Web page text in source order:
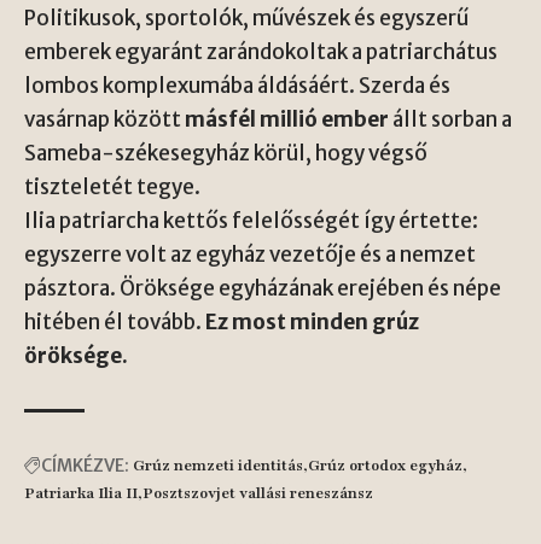
Politikusok, sportolók, művészek és egyszerű
emberek egyaránt zarándokoltak a patriarchátus
lombos komplexumába áldásáért. Szerda és
vasárnap közöttmásfél millió ember állt sorban a
Sameba-székesegyház körül, hogy végső
tiszteletét tegye.
Ilia patriarcha kettős felelősségét így értette:
egyszerre volt az egyház vezetője és a nemzet
pásztora. Öröksége egyházának erejében és népe
hitében él tovább. Ez most minden grúz
öröksége.
CÍMKÉZVE: Grúz nemzeti identitás Grúz ortodox egyház
Patriarka Ilia II Posztszovjet vallási reneszánsz